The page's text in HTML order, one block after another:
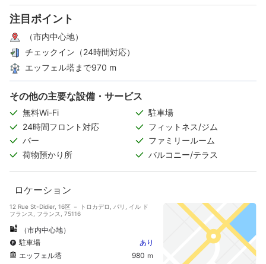
注目ポイント
（市内中心地）
チェックイン（24時間対応）
エッフェル塔まで970 m
その他の主要な設備・サービス
無料Wi-Fi
駐車場
24時間フロント対応
フィットネス/ジム
バー
ファミリールーム
荷物預かり所
バルコニー/テラス
ロケーション
12 Rue St-Didier, 16区 － トロカデロ, パリ, イル ド
フランス, フランス, 75116
（市内中心地）
駐車場
あり
エッフェル塔
980 ｍ